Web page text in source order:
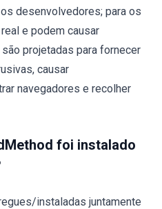
desenvolvedores; para os
e podem causar
projetadas para fornecer
causar
navegadores e recolher
foi instalado
instaladas juntamente